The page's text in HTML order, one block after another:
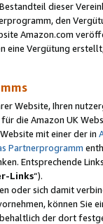
dieser
den
Amazon.com
eine Vergütung
Website, Ihren
die Amazon UK
mit einer der in
Partnerprogramm
Entsprechende
Links“).
oder sich damit
können Sie
der dort